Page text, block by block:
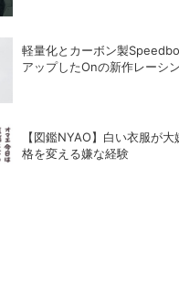
軽量化とカーボン製
アップしたOnの新作レーシ
【図鑑NYAO】白い衣服が
格を変える嫌な経験